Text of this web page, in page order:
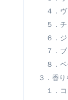
４．
５．
６．
７．
８．
３．香
１．